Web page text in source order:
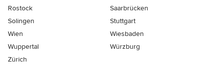
Rostock
Saarbrücken
Solingen
Stuttgart
Wien
Wiesbaden
Wuppertal
Würzburg
Zürich